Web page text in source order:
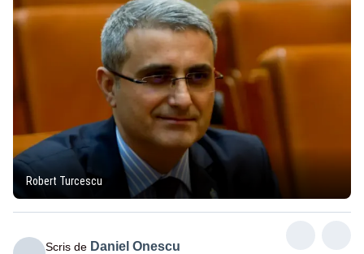
Robert Turcescu
Scris de Daniel Onescu